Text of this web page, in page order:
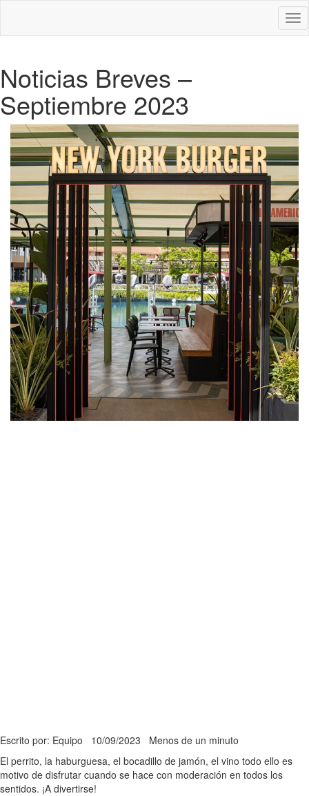
Noticias Breves –
Septiembre 2023
Escrito por: Equipo 10/09/2023 Menos de un minuto
El perrito, la haburguesa, el bocadillo de jamón, el vino todo ello es
motivo de disfrutar cuando se hace con moderación en todos los
sentidos. ¡A divertirse!